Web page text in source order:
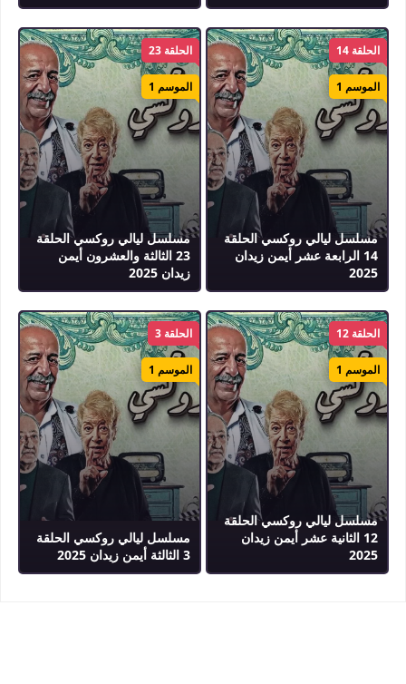
مسلسل ليالي روكسي الحلقة
14 الرابعة عشر أيمن زيدان
2025
الحلقة 14
الموسم 1
مسلسل ليالي روكسي الحلقة
23 الثالثة والعشرون أيمن
زيدان 2025
الحلقة 23
الموسم 1
مسلسل ليالي روكسي الحلقة
12 الثانية عشر أيمن زيدان
2025
الحلقة 12
الموسم 1
مسلسل ليالي روكسي الحلقة
3 الثالثة أيمن زيدان 2025
الحلقة 3
الموسم 1